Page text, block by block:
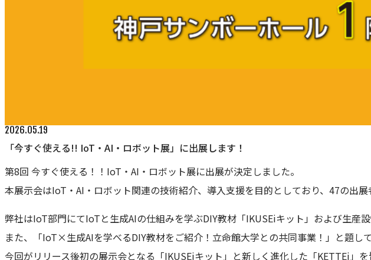
2026.05.19
「今すぐ使える!! IoT・AI・ロボット展」に出展します！
第8回 今すぐ使える！！IoT・AI・ロボット展に出展が決定しました。
本展示会はIoT・AI・ロボット関連の技術紹介、導入支援を目的としており、47の出展
弊社はIoT部門にてIoTと生成AIの仕組みを学ぶDIY教材「IKUSEiキット」および生産
また、「IoT×生成AIを学べるDIY教材をご紹介！立命館大学との共同事業！」と題し
今回がリリース後初の展示会となる「IKUSEiキット」と新しく進化した「KETTEi」